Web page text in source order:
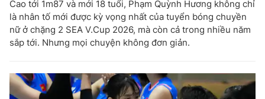
Cao tới 1m87 và mới 18 tuổi, Phạm Quỳnh Hương không chỉ
là nhân tố mới được kỳ vọng nhất của tuyển bóng chuyền
nữ ở chặng 2 SEA V.Cup 2026, mà còn cả trong nhiều năm
sắp tới. Nhưng mọi chuyện không đơn giản.